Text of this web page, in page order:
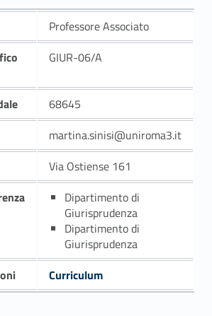
Professore Associato
GIUR-06/A
68645
martina.sinisi@uniroma3.it
Via Ostiense 161
Dipartimento di
Giurisprudenza
Dipartimento di
Giurisprudenza
Curriculum